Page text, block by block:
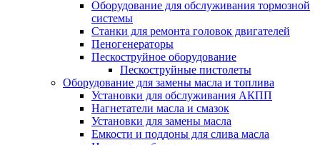
Оборудование для обслуживания тормозной
системы
Станки для ремонта головок двигателей
Пеногенераторы
Пескоструйное оборудование
Пескоструйные пистолеты
Оборудование для замены масла и топлива
Установки для обслуживания АКПП
Нагнетатели масла и смазок
Установки для замены масла
Емкости и поддоны для слива масла